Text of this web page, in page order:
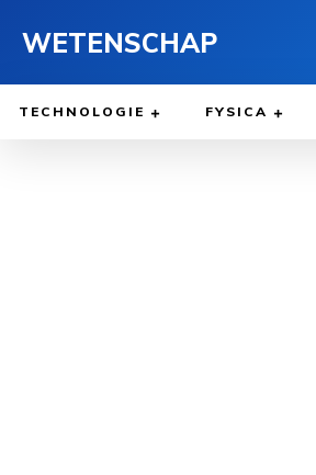
WETENSCHAP
TECHNOLOGIE FYSICA